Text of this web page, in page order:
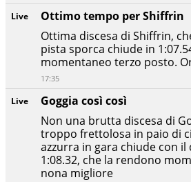
Live
Goggia così così
Non una brutta discesa di
troppo frettolosa in paio di
azzurra in gara chiude con
1:08.32, che la rendono
nona migliore
Live
Ottimo tempo per Shiffrin
Ottima discesa di Shiffrin,
pista sporca chiude in
momentaneo terzo posto.
17:35